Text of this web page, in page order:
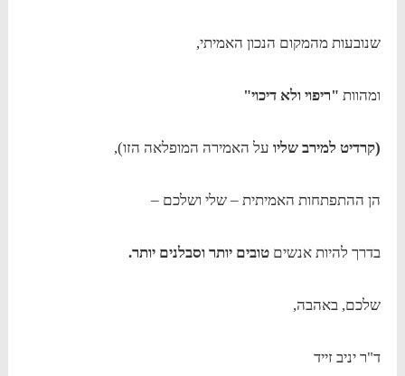
שנובעות מהמקום הנכון האמיתי,
ומהוות "ריפוי ולא דיכוי"
(קרדיט למירב שליו על האמירה המופלאה הזו),
הן ההתפתחות האמיתית – שלי ושלכם –
בדרך להיות אנשיםטובים יותר וסבלנים יותר.
שלכם, באהבה,
ד"ר יניב זייד